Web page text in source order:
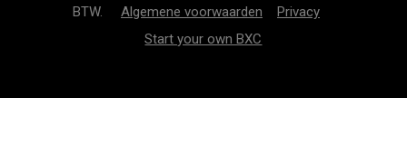
BTW. Algemene voorwaarden
Privacy
Start your own BXC